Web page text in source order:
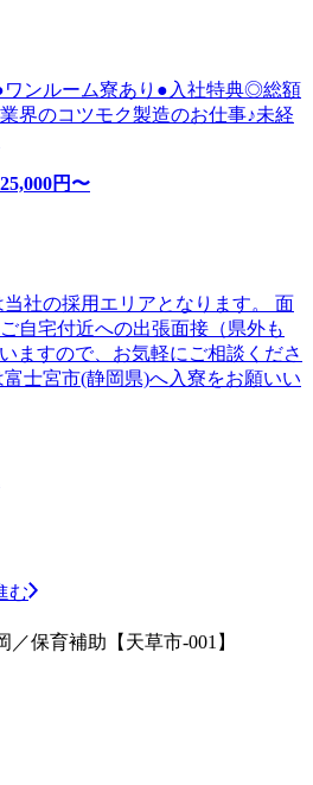
ワンルーム寮あり●入社特典◎総額
界のコツモク製造のお仕事♪未経
円〜
社の採用エリアとなります。 面
自宅付近への出張面接（県外も
ますので、お気軽にご相談くださ
士宮市(静岡県)へ入寮をお願いい
む
保育補助【天草市-001】